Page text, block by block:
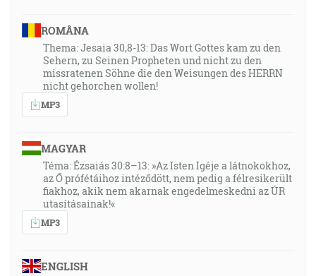
ROMÂNA
Thema: Jesaia 30,8-13: Das Wort Gottes kam zu den
Sehern, zu Seinen Propheten und nicht zu den
missratenen Söhne die den Weisungen des HERRN
nicht gehorchen wollen!
MP3
MAGYAR
Téma: Ézsaiás 30:8–13: »Az Isten Igéje a látnokokhoz,
az Ő prófétáihoz intéződött, nem pedig a félresikerült
fiakhoz, akik nem akarnak engedelmeskedni az ÚR
utasításainak!«
MP3
ENGLISH